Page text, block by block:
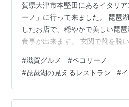
賀県大津市本堅田にあるイタリ
ーノ」に行って来ました。 琵琶
したお店で、穏やかで美しい琵
食事が出来ます。 玄関で靴を脱
ほっこりしました。 場所は滋賀
のすぐ近く、浮御堂観光の際に
ね。晴れていたらもっと綺麗に
に、あいにくの曇り空でした。
#滋賀グルメ #ペコリーノ
#琵琶湖の見えるレストラン #